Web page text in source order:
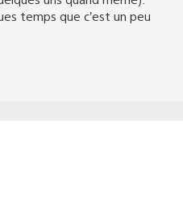
temps que c’est un peu